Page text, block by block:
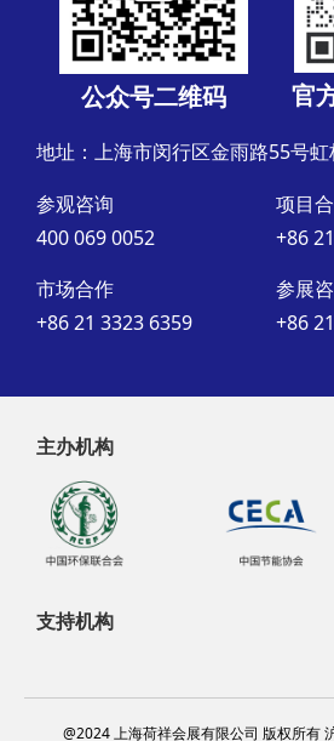
公众号二维码 官
地址：上海市闵行区金雨路55号
参观咨询
400 069 0052
项目
+86
市场合作
+86 21 3323 6359
参展
+86
主办机构
支持机构
@2024 上海荷祥会展有限公司 版权所有